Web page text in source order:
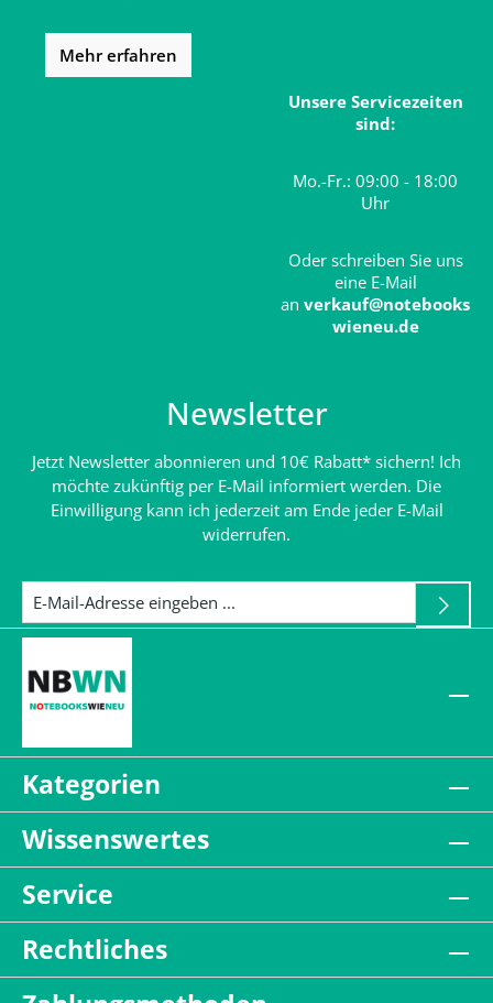
Mehr erfahren
Unsere Servicezeiten
sind:
Mo.-Fr.: 09:00 - 18:00
Uhr
Oder schreiben Sie uns
eine E-Mail
an verkauf@notebooks
wieneu.de
Newsletter
Jetzt Newsletter abonnieren und 10€ Rabatt* sichern! Ich
möchte zukünftig per E-Mail informiert werden. Die
Einwilligung kann ich jederzeit am Ende jeder E-Mail
widerrufen.
Kategorien
Wissenswertes
Service
Rechtliches